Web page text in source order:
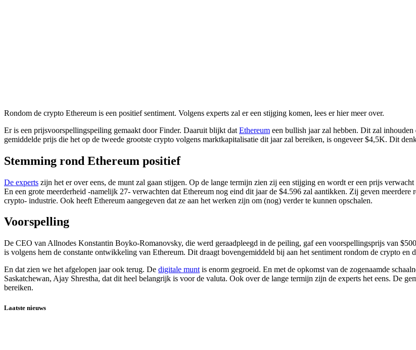
Rondom de crypto Ethereum is een positief sentiment. Volgens experts zal er een stijging komen, lees er hier meer over.
Er is een prijsvoorspellingspeiling gemaakt door Finder. Daaruit blijkt dat Ethereum een bullish jaar zal hebben. Dit zal
gemiddelde prijs die het op de tweede grootste crypto volgens marktkapitalisatie dit jaar zal bereiken, is ongeveer $4,5K. Dit
Stemming rond Ethereum positief
De experts zijn het er over eens, de munt zal gaan stijgen. Op de lange termijn zien zij een stijging en wordt er een prijs
En een grote meerderheid -namelijk 27- verwachten dat Ethereum nog eind dit jaar de $4.596 zal aantikken. Zij geven
crypto- industrie. Ook heeft Ethereum aangegeven dat ze aan het werken zijn om (nog) verder te kunnen opschalen.
Voorspelling
De CEO van Allnodes Konstantin Boyko-Romanovsky, die werd geraadpleegd in de peiling, gaf een voorspellingsprijs van
is volgens hem de constante ontwikkeling van Ethereum. Dit draagt bovengemiddeld bij aan het sentiment rondom de crypto en
En dat zien we het afgelopen jaar ook terug. De digitale munt is enorm gegroeid. En met de opkomst van de zogenaamde
Saskatchewan, Ajay Shrestha, dat dit heel belangrijk is voor de valuta. Ook over de lange termijn zijn de experts het eens. De
bereiken.
Laatste nieuws